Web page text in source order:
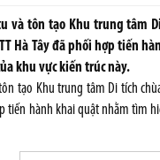
và tôn tạo Khu trung tâm
Hà Tây đã phối hợp tiến
khu vực kiến trúc này.
tạo Khu trung tâm Di tích
tiến hành khai quật nhằm